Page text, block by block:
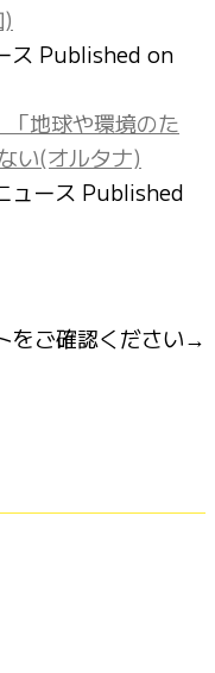
ス Published on
地球や環境のた
い(オルタナ)
ュース Published
をご確認ください→